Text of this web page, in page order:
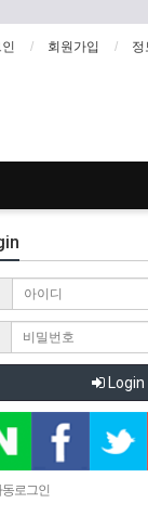
회원가입 정
Login
로그인